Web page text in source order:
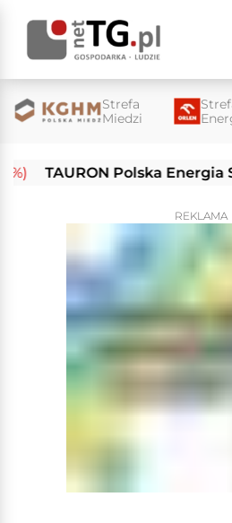
Strefa
Miedzi
TAURON Polska Energia S.A.
REKLAMA